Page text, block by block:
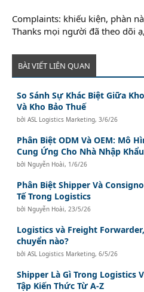
Complaints: khiếu kiện, phàn
Thanks mọi người đã theo dõi ạ,
BÀI VIẾT LIÊN QUAN
So Sánh Sự Khác Biệt Giữa
Và Kho Bảo Thuế
bởiASL Logistics Marketing,3/6/26
Phân Biệt ODM Và OEM: Mô
Cung Ứng Cho Nhà Nhập
bởi Nguyễn Hoài, 1/6/26
Phân Biệt Shipper Và
Tế Trong Logistics
bởi Nguyễn Hoài, 23/5/26
Logistics và Freight
chuyển nào?
bởiASL Logistics Marketing,6/5/26
Shipper Là Gì Trong Logistics
Tập Kiến Thức Từ A-Z